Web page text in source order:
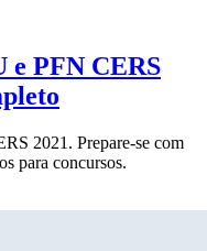
e PFN CERS
2021. Prepare-se com
para concursos.